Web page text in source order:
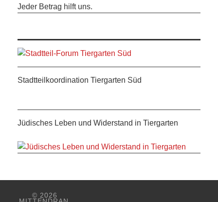
Jeder Betrag hilft uns.
Stadtteilkoordination Tiergarten Süd
Jüdisches Leben und Widerstand in Tiergarten
© 2026